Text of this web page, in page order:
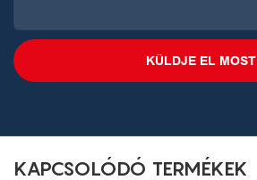
KÜLDJE EL MOST
KAPCSOLÓDÓ TERMÉKEK